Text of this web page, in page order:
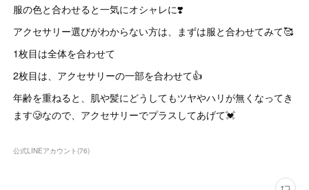
服の色と合わせると一気にオシャレに❣️
アクセサリー選びがわからない方は、まずは服と合わせてみて🥰
1枚目は全体を合わせて
2枚目は、アクセサリーの一部を合わせて👍
年齢を重ねると、肌や髪にどうしてもツヤやハリが無くなってき
ます🥲なので、アクセサリーでプラスしてあげて💓
公式LINEアカウント(76)